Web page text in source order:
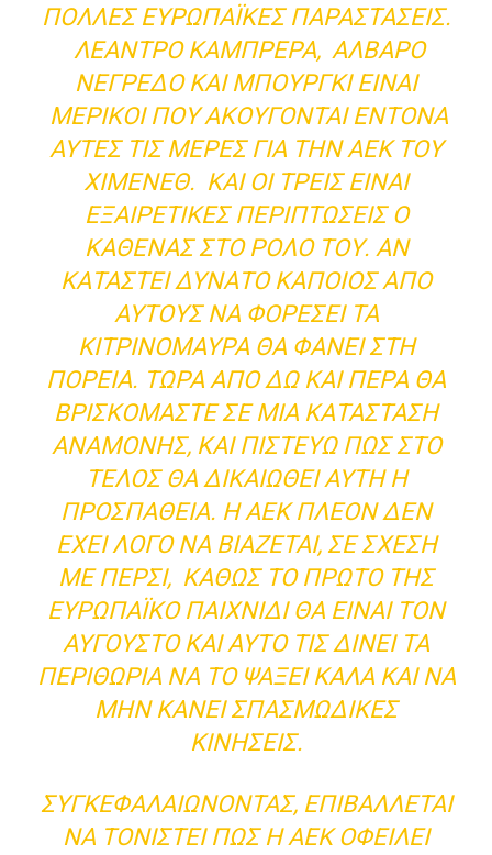
ΠΟΛΛΈΣ ΕΥΡΩΠΑΪΚΈΣ ΠΑΡΑΣΤΆΣΕΙΣ.
ΛΕΆΝΤΡΟ ΚΑΜΠΡΈΡΑ, ΑΛΒΆΡΟ
ΝΕΓΡΈΔΟ ΚΑΙ ΜΠΟΎΡΓΚΙ ΕΊΝΑΙ
ΜΕΡΙΚΟΊ ΠΟΥ ΑΚΟΎΓΟΝΤΑΙ ΈΝΤΟΝΑ
ΑΥΤΈΣ ΤΙΣ ΜΈΡΕΣ ΓΙΑ ΤΗΝ ΑΕΚ ΤΟΥ
ΧΙΜΈΝΕΘ. ΚΑΙ ΟΙ ΤΡΕΙΣ ΕΊΝΑΙ
ΕΞΑΙΡΕΤΙΚΈΣ ΠΕΡΙΠΤΏΣΕΙΣ Ο
ΚΑΘΈΝΑΣ ΣΤΟ ΡΌΛΟ ΤΟΥ. ΑΝ
ΚΑΤΑΣΤΕΊ ΔΥΝΑΤΌ ΚΆΠΟΙΟΣ ΑΠΌ
ΑΥΤΟΎΣ ΝΑ ΦΟΡΈΣΕΙ ΤΑ
ΚΙΤΡΙΝΌΜΑΥΡΑ ΘΑ ΦΑΝΕΊ ΣΤΗ
ΠΟΡΕΊΑ. ΤΏΡΑ ΑΠΌ ΔΩ ΚΑΙ ΠΈΡΑ ΘΑ
ΒΡΙΣΚΌΜΑΣΤΕ ΣΕ ΜΙΑ ΚΑΤΆΣΤΑΣΗ
ΑΝΑΜΟΝΉΣ, ΚΑΙ ΠΙΣΤΕΎΩ ΠΩΣ ΣΤΟ
ΤΈΛΟΣ ΘΑ ΔΙΚΑΙΩΘΕΊ ΑΥΤΉ Η
ΠΡΟΣΠΆΘΕΙΑ. Η ΑΕΚ ΠΛΈΟΝ ΔΕΝ
ΈΧΕΙ ΛΌΓΟ ΝΑ ΒΙΆΖΕΤΑΙ, ΣΕ ΣΧΈΣΗ
ΜΕ ΠΈΡΣΙ, ΚΑΘΏΣ ΤΟ ΠΡΏΤΟ ΤΗΣ
ΕΥΡΩΠΑΪΚΌ ΠΑΙΧΝΊΔΙ ΘΑ ΕΊΝΑΙ ΤΟΝ
ΑΎΓΟΥΣΤΟ ΚΑΙ ΑΥΤΌ ΤΙΣ ΔΊΝΕΙ ΤΑ
ΠΕΡΙΘΏΡΙΑ ΝΑ ΤΟ ΨΆΞΕΙ ΚΑΛΆ ΚΑΙ ΝΑ
ΜΗΝ ΚΆΝΕΙ ΣΠΑΣΜΩΔΙΚΈΣ
ΚΙΝΉΣΕΙΣ.
ΣΥΓΚΕΦΑΛΑΙΏΝΟΝΤΑΣ, ΕΠΙΒΆΛΛΕΤΑΙ
ΝΑ ΤΟΝΙΣΤΕΊ ΠΩΣ Η ΑΕΚ ΟΦΕΊΛΕΙ